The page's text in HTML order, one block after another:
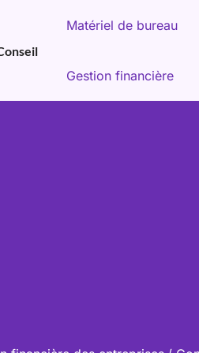
Matériel de bureau
Gestion financière